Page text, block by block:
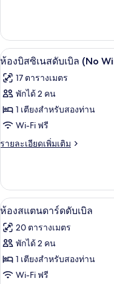
เกี่ยว
กับ
Superior
Room
เปิด
ภาพถ่าย
ทั้งหมด
ของ
ห้อ
งบิส
เน
สดับ
เบิล
(No
Window)
3
ห้องบิสซิเนสดับเบิล (No
17 ตารางเมตร
พักได้ 2 คน
1 เตียงสำหรับสองท่าน
Wi-Fi ฟรี
รายละเอียดเพิ่มเติม
ราย
เกี่ยว
กับ
ห้อ
ซิ
เน
เบิล
(No
เปิด
ภาพถ่าย
ทั้งหมด
ของ
ห้อง
2
ห้องสแตนดาร์ดดับเบิล
20 ตารางเมตร
พักได้ 2 คน
1 เตียงสำหรับสองท่าน
Wi-Fi ฟรี